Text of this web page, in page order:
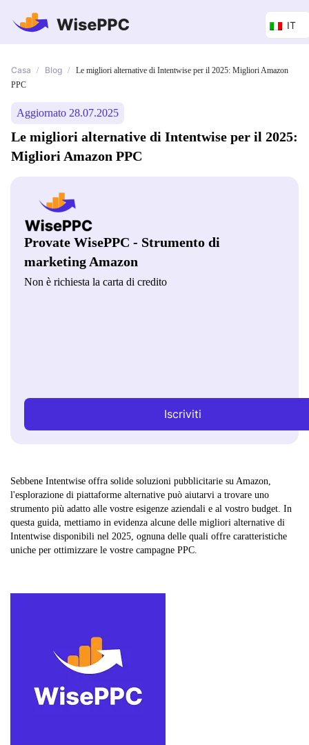
IT
Casa / Blog /
Le migliori alternative di Intentwise per il 2025: Migliori Amazon
PPC
Aggiornato 28.07.2025
Le migliori alternative di Intentwise per il 2025:
Migliori Amazon PPC
Provate WisePPC - Strumento di
marketing Amazon
Non è richiesta la carta di credito
Iscriviti
Sebbene Intentwise offra solide soluzioni pubblicitarie su Amazon,
l'esplorazione di piattaforme alternative può aiutarvi a trovare uno
strumento più adatto alle vostre esigenze aziendali e al vostro budget. In
questa guida, mettiamo in evidenza alcune delle migliori alternative di
Intentwise disponibili nel 2025, ognuna delle quali offre caratteristiche
uniche per ottimizzare le vostre campagne PPC.